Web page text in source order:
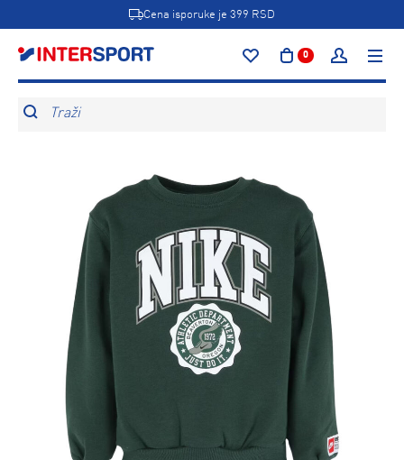
Cena isporuke je 399 RSD
0
Traži